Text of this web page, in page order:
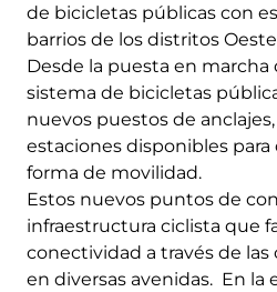
de bicicletas públicas con
barrios de los distritos
Desde la puesta en marcha
sistema de bicicletas
nuevos puestos de
estaciones disponibles
forma de movilidad.
Estos nuevos puntos de
infraestructura ciclista que
conectividad a través de
en diversas avenidas. En la